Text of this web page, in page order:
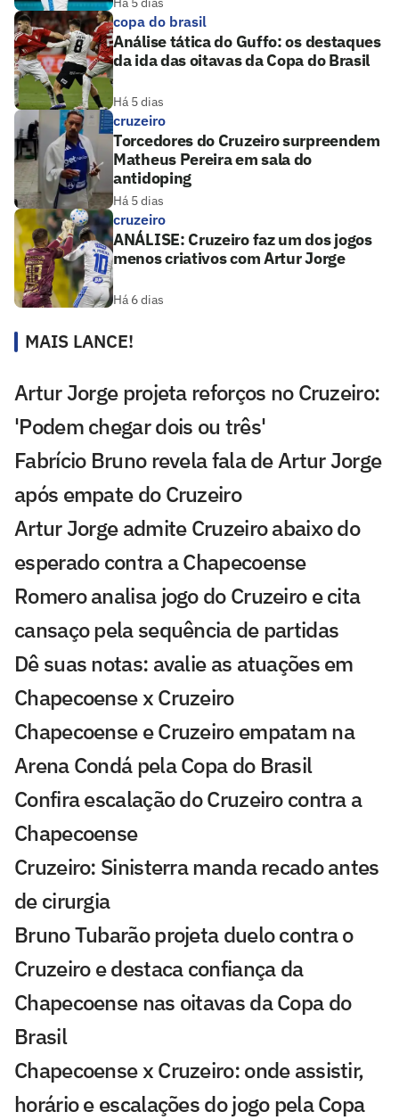
copa do brasil
Análise tática do Guffo: os destaques
da ida das oitavas da Copa do Brasil
Há 5 dias
cruzeiro
Torcedores do Cruzeiro surpreendem
Matheus Pereira em sala do
antidoping
Há 5 dias
cruzeiro
ANÁLISE: Cruzeiro faz um dos jogos
menos criativos com Artur Jorge
Há 6 dias
MAIS LANCE!
Artur Jorge projeta reforços no Cruzeiro:
'Podem chegar dois ou três'
Fabrício Bruno revela fala de Artur Jorge
após empate do Cruzeiro
Artur Jorge admite Cruzeiro abaixo do
esperado contra a Chapecoense
Romero analisa jogo do Cruzeiro e cita
cansaço pela sequência de partidas
Dê suas notas: avalie as atuações em
Chapecoense x Cruzeiro
Chapecoense e Cruzeiro empatam na
Arena Condá pela Copa do Brasil
Confira escalação do Cruzeiro contra a
Chapecoense
Cruzeiro: Sinisterra manda recado antes
de cirurgia
Bruno Tubarão projeta duelo contra o
Cruzeiro e destaca confiança da
Chapecoense nas oitavas da Copa do
Brasil
Chapecoense x Cruzeiro: onde assistir,
horário e escalações do jogo pela Copa